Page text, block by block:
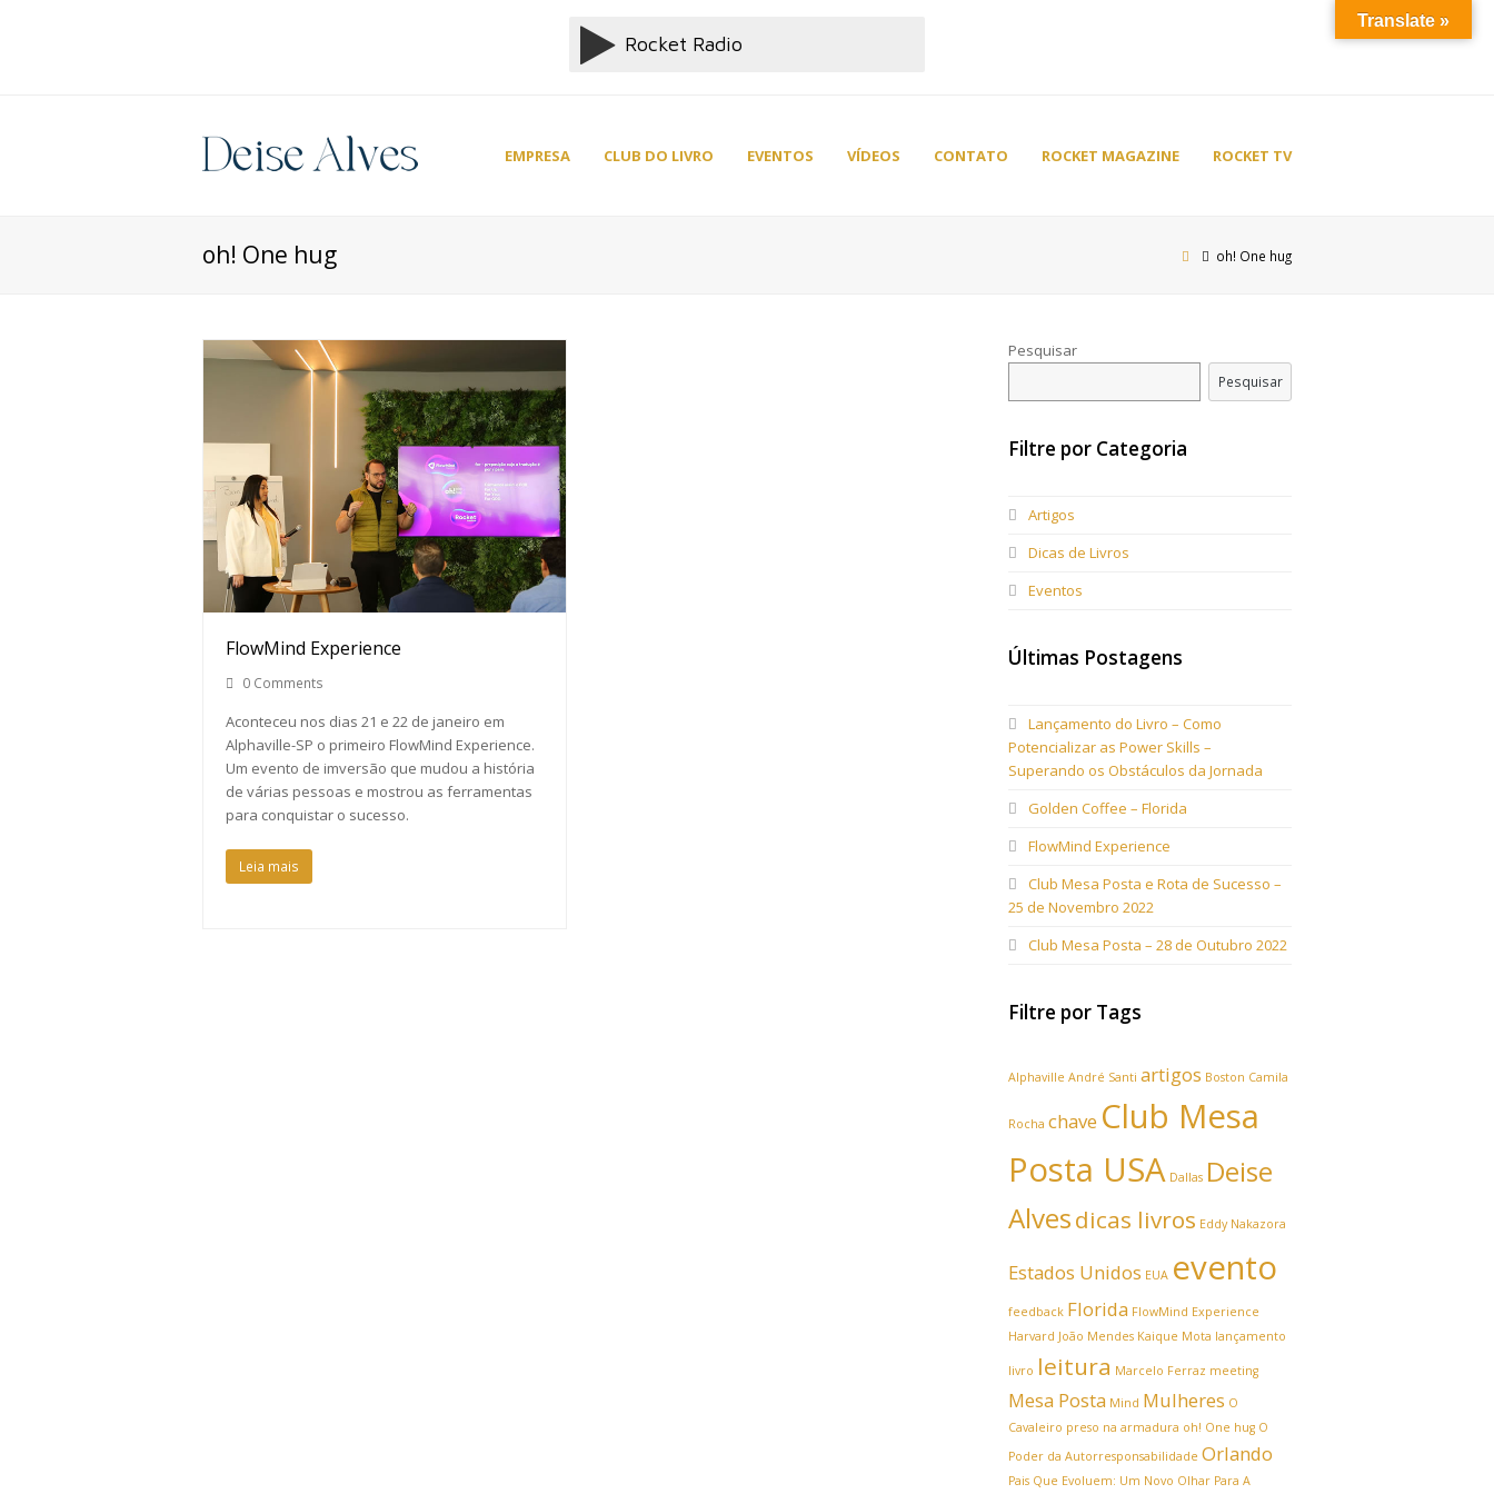
EMPRESA CLUB DO LIVRO EVENTOS VÍDEOS CONTATO ROCKET MAGAZINE ROCKET TV
oh! One hug oh! One hug
FlowMind Experience
0 Comments
Aconteceu nos dias 21 e 22 de janeiro em
Alphaville-SP o primeiro FlowMind Experience.
Um evento de imversão que mudou a história
de várias pessoas e mostrou as ferramentas
para conquistar o sucesso.
Leia mais
Pesquisar
Pesquisar
Filtre por Categoria
Artigos
Dicas de Livros
Eventos
Últimas Postagens
Lançamento do Livro – Como
Potencializar as Power Skills –
Superando os Obstáculos da Jornada
Golden Coffee – Florida
FlowMind Experience
Club Mesa Posta e Rota de Sucesso –
25 de Novembro 2022
Club Mesa Posta – 28 de Outubro 2022
Filtre por Tags
Alphaville André Santi artigos Boston Camila
Rocha chave Club Mesa
Posta USA Dallas Deise
Alvesdicas livros Eddy Nakazora
Estados Unidos EUA evento
feedback Florida FlowMind Experience
Harvard João Mendes Kaique Mota lançamento
livro leitura Marcelo Ferraz meeting
Mesa Posta Mind Mulheres O
Cavaleiro preso na armadura oh! One hug O
Poder da Autorresponsabilidade Orlando
Pais Que Evoluem: Um Novo Olhar Para A
Translate »